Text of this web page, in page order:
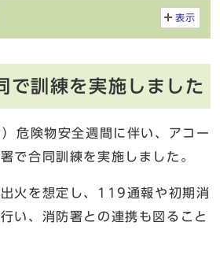
表示
で訓練を実施しました
危険物安全週間に伴い、アコー
で合同訓練を実施しました。
火を想定し、119通報や初期消
い、消防署との連携も図ること